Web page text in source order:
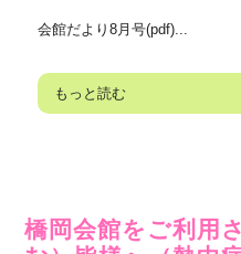
会館だより8月号(pdf)...
もっと読む
橋岡会館をご利用